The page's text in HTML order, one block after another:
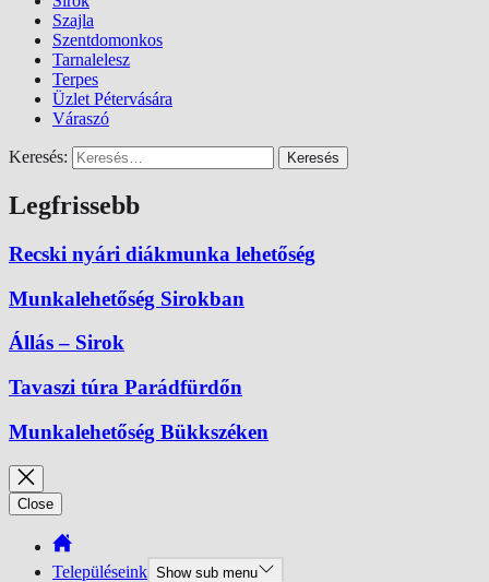
Szajla
Szentdomonkos
Tarnalelesz
Terpes
Üzlet Pétervására
Váraszó
Keresés:
Legfrissebb
Recski nyári diákmunka lehetőség
Munkalehetőség Sirokban
Állás – Sirok
Tavaszi túra Parádfürdőn
Munkalehetőség Bükkszéken
Close
Településeink Show sub menu